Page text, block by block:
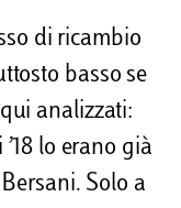
di ricambio
basso se
analizzati:
lo erano già
Solo a